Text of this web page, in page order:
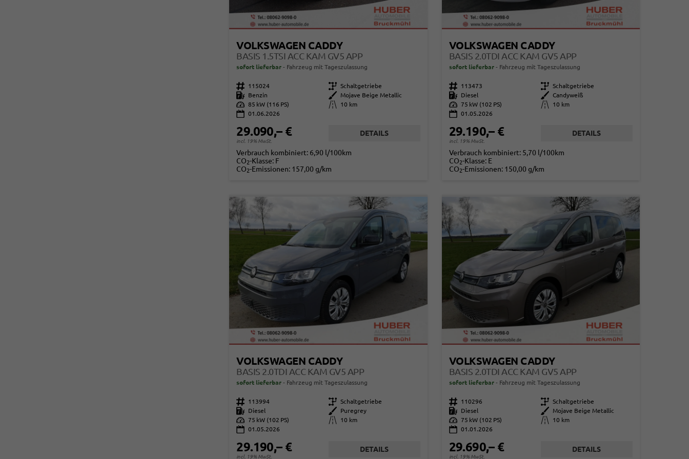
VOLKSWAGEN CADDY
BASIS 1.5TSI ACC KAM GV5 APP
sofort lieferbar Fahrzeug mit Tageszulassung
Fahrzeugnr. 115024 Getriebe Schaltgetriebe
Kraftstoff
Benzin Außenfarbe
Mojave Beige Metallic
Leistung 85 kW (116 PS) Kilometerstand
10 km
01.06.2026
29.090,– €
incl. 19% MwSt.
DETAILS
Verbrauch kombiniert: 6,90 l/100km
CO2-Klasse: F
CO2-Emissionen: 157,00 g/km
VOLKSWAGEN CADDY
BASIS 2.0TDI ACC KAM GV5 APP
sofort lieferbar Fahrzeug mit Tageszulassung
Fahrzeugnr. 113473 Getriebe Schaltgetriebe
Kraftstoff
Diesel Außenfarbe
Candyweiß
Leistung 75 kW (102 PS) Kilometerstand
10 km
01.05.2026
29.190,– €
incl. 19% MwSt.
DETAILS
Verbrauch kombiniert: 5,70 l/100km
CO2-Klasse: E
CO2-Emissionen: 150,00 g/km
VOLKSWAGEN CADDY
BASIS 2.0TDI ACC KAM GV5 APP
sofort lieferbar Fahrzeug mit Tageszulassung
Fahrzeugnr. 113994 Getriebe Schaltgetriebe
Kraftstoff
Diesel Außenfarbe
Puregrey
Leistung 75 kW (102 PS) Kilometerstand
10 km
01.05.2026
29.190,– €
incl. 19% MwSt.
DETAILS
VOLKSWAGEN CADDY
BASIS 2.0TDI ACC KAM GV5 APP
sofort lieferbar Fahrzeug mit Tageszulassung
Fahrzeugnr. 110296 Getriebe Schaltgetriebe
Kraftstoff
Diesel Außenfarbe
Mojave Beige Metallic
Leistung 75 kW (102 PS) Kilometerstand
10 km
01.01.2026
29.690,– €
incl. 19% MwSt.
DETAILS